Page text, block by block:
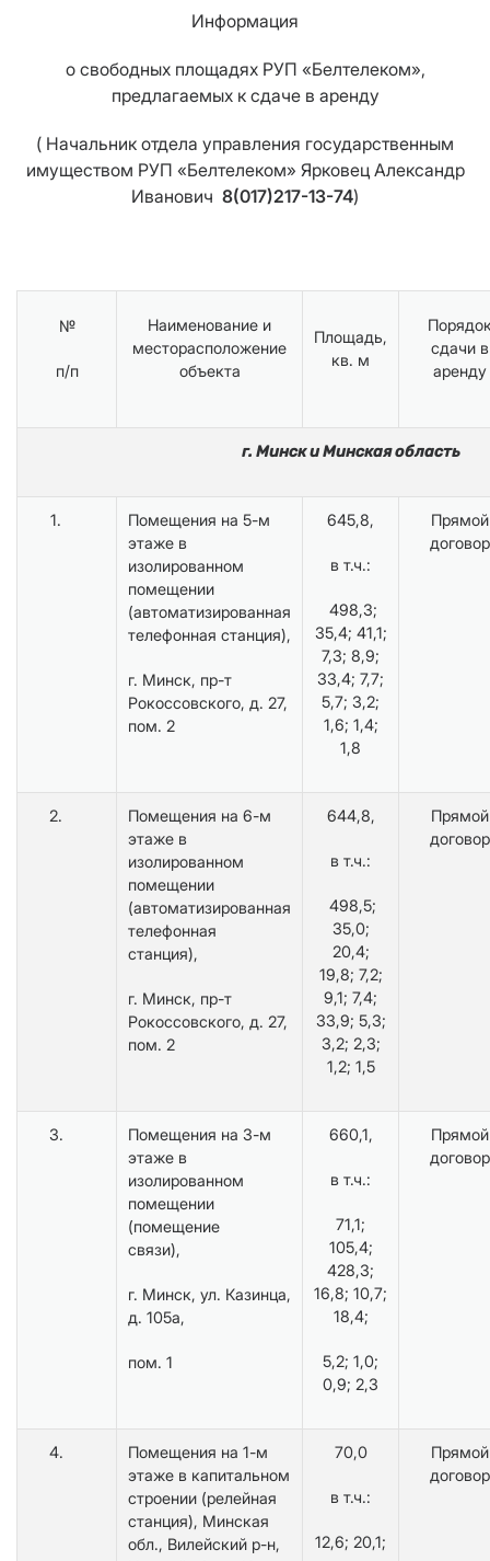
Информация
о свободных площадях РУП «Белтелеком»,
предлагаемых к сдаче в аренду
( Начальник отдела управления государственным
имуществом РУП «Белтелеком» Ярковец Александр
Иванович 8(017)217-13-74)
№
п/п
Наименование и
месторасположение
объекта
Площадь,
кв. м
сдачи в
аренду
г. Минск и Минская область
1.
Помещения на 5-м
этаже в
изолированном
помещении
(автоматизированная
телефонная станция),
г. Минск, пр-т
Рокоссовского, д. 27,
пом. 2
645,8,
в т.ч.:
498,3;
35,4; 41,1;
7,3; 8,9;
33,4; 7,7;
5,7; 3,2;
1,6; 1,4;
1,8
Прямой
договор
2.
Помещения на 6-м
этаже в
изолированном
помещении
(автоматизированная
телефонная
станция),
г. Минск, пр-т
Рокоссовского, д. 27,
пом. 2
644,8,
в т.ч.:
498,5;
35,0;
20,4;
19,8; 7,2;
9,1; 7,4;
33,9; 5,3;
3,2; 2,3;
1,2; 1,5
Прямой
договор
3.
Помещения на 3-м
этаже в
изолированном
помещении
(помещение
связи),
г. Минск, ул. Казинца,
д. 105а,
пом. 1
660,1,
в т.ч.:
71,1;
105,4;
428,3;
16,8; 10,7;
18,4;
5,2; 1,0;
0,9; 2,3
Прямой
договор
4.
Помещения на 1-м
этаже в капитальном
строении (релейная
станция), Минская
обл., Вилейский р-н,
70,0
в т.ч.:
12,6; 20,1;
Прямой
договор